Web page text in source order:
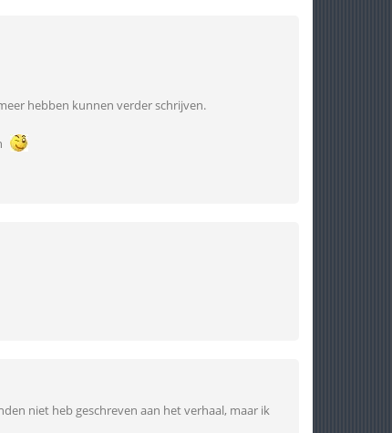
hebben kunnen verder schrijven.
niet heb geschreven aan het verhaal, maar ik